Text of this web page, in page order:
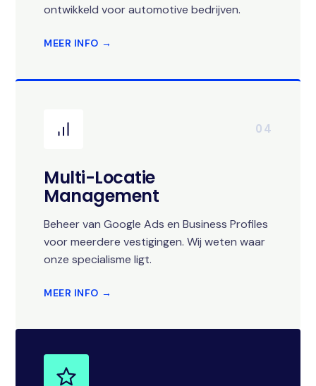
ontwikkeld voor automotive bedrijven.
MEER INFO →
04
Multi-Locatie
Management
Beheer van Google Ads en Business Profiles
voor meerdere vestigingen. Wij weten waar
onze specialisme ligt.
MEER INFO →